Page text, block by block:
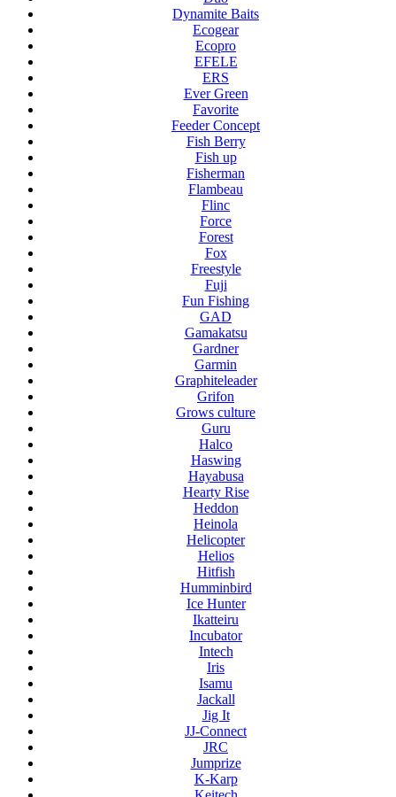
Dynamite Baits
Ecogear
Ecopro
EFELE
ERS
Ever Green
Favorite
Feeder Concept
Fish Berry
Fish up
Fisherman
Flambeau
Flinc
Force
Forest
Fox
Freestyle
Fuji
Fun Fishing
GAD
Gamakatsu
Gardner
Garmin
Graphiteleader
Grifon
Grows culture
Guru
Halco
Haswing
Hayabusa
Hearty Rise
Heddon
Heinola
Helicopter
Helios
Hitfish
Humminbird
Ice Hunter
Ikatteiru
Incubator
Intech
Iris
Isamu
Jackall
Jig It
JJ-Connect
JRC
Jumprize
K-Karp